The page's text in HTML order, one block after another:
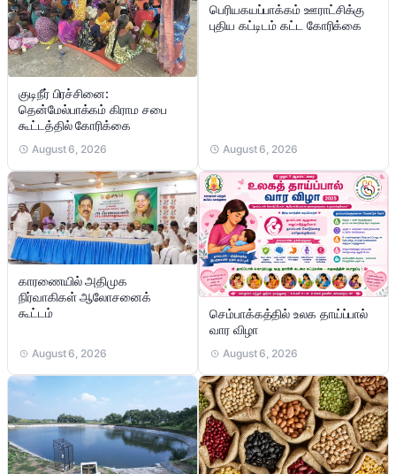
குடிநீர் பிரச்சினை:
தென்மேல்பாக்கம் கிராம சபை
கூட்டத்தில் கோரிக்கை
August 6, 2026
பெரியகயப்பாக்கம் ஊராட்சிக்கு
புதிய கட்டிடம் கட்ட கோரிக்கை
August 6, 2026
காரணையில் அதிமுக
நிர்வாகிகள் ஆலோசனைக்
கூட்டம்
August 6, 2026
செம்பாக்கத்தில் உலக தாய்ப்பால்
வார விழா
August 6, 2026